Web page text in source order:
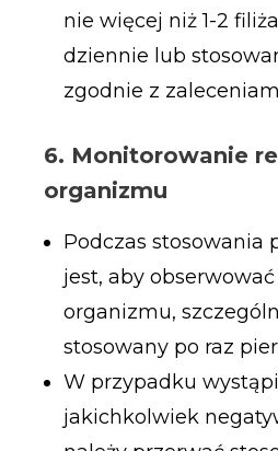
nie więcej niż 1-2
dziennie lub
zgodnie z
6. Monitorowanie
organizmu
Podczas stosowania
jest, aby
organizmu,
stosowany po raz
W przypadku
jakichkolwiek